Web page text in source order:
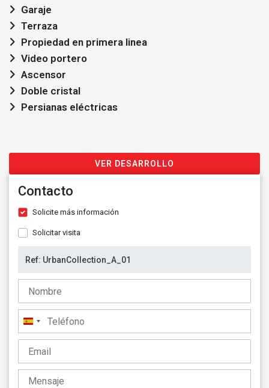
Garaje
Terraza
Propiedad en primera linea
Video portero
Ascensor
Doble cristal
Persianas eléctricas
VER DESARROLLO
Contacto
Solicite más información
Solicitar visita
España
+34